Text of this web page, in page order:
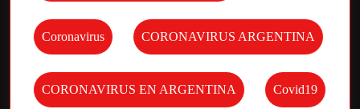
Coronavirus CORONAVIRUS ARGENTINA
CORONAVIRUS EN ARGENTINA Covid19